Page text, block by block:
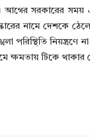
সরকারের সময়
নামে দেশকে
পরিস্থিতি
ক্ষমতায় টিকে